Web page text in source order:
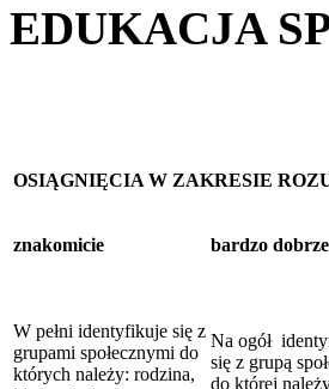
EDUKACJA
OSIĄGNIĘCIA W ZAKRESIE
znakomicie bardzo dobrze
W pełni identyfikuje się z
grupami społecznymi do
których należy: rodzina,
Na ogół
się z grupą
do której